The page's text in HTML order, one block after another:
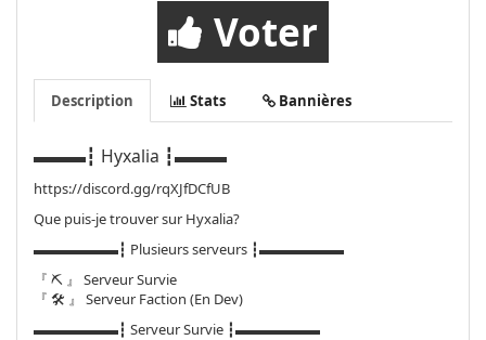
Voter
Description Stats Bannières
▬▬▬┇ Hyxalia ┇▬▬▬
https://discord.gg/rqXJfDCfUB
Que puis-je trouver sur Hyxalia?
▬▬▬▬▬▬┇ Plusieurs serveurs ┇▬▬▬▬▬▬
『 ⛏️ 』 Serveur Survie
『 🛠️ 』 Serveur Faction (En Dev)
▬▬▬▬▬▬┇ Serveur Survie ┇▬▬▬▬▬▬